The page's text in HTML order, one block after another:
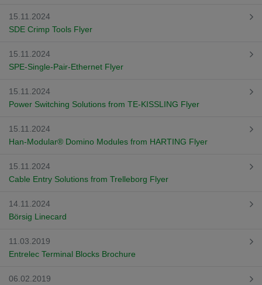
Wir haben erkannt, dass ihr Browser eine andere Sprache als die derzeit
Möchten Sie zur Deutschen Version wechseln?
Zur deutschen Version wechseln
stránka je k dispozici také v angličtině. Přejete si přepnout na anglickou
Přepněte na anglickou verzi
We have detected, that your browser prefers another language than the
selected one. This website is also available in English. Would you like to
switch to the English version?
15.11.2024
SDE Crimp Tools Flyer
15.11.2024
SPE-Single-Pair-Ethernet Flyer
15.11.2024
Power Switching Solutions from TE-KISSLING Flyer
15.11.2024
Han-Modular® Domino Modules from HARTING Flyer
15.11.2024
Cable Entry Solutions from Trelleborg Flyer
14.11.2024
Börsig Linecard
11.03.2019
Entrelec Terminal Blocks Brochure
06.02.2019